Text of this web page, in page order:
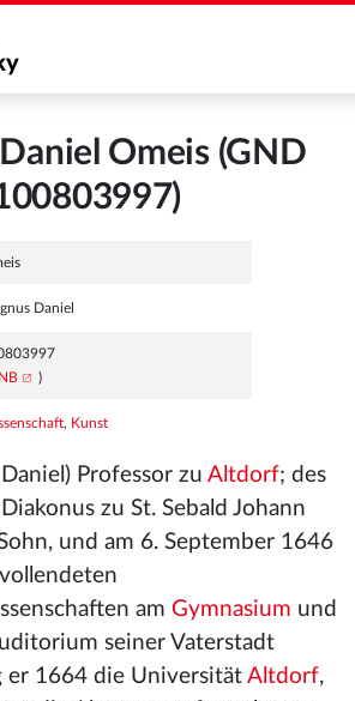
Omeis (GND
Daniel
)
, Kunst
Professor zu Altdorf; des
zu St. Sebald Johann
und am 6. September 1646
am Gymnasium und
seiner Vaterstadt
er 1664 die Universität Altdorf,